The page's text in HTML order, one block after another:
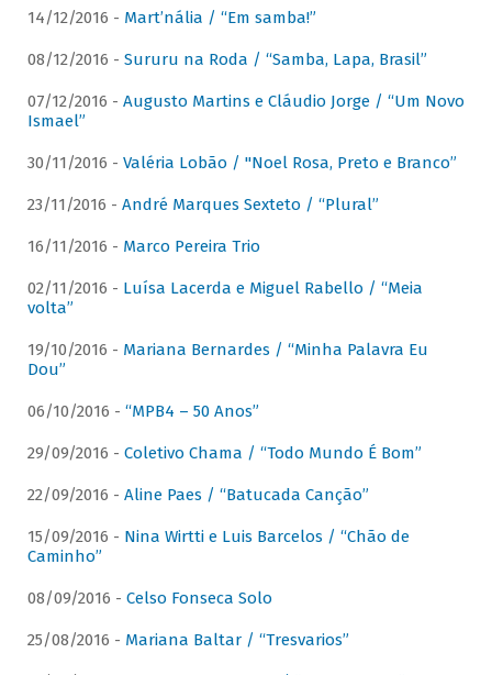
14/12/2016 - Mart’nália / “Em samba!”
08/12/2016 - Sururu na Roda / “Samba, Lapa, Brasil”
07/12/2016 - Augusto Martins e Cláudio Jorge / “Um Novo
Ismael”
30/11/2016 - Valéria Lobão / "Noel Rosa, Preto e Branco”
23/11/2016 - André Marques Sexteto / “Plural”
16/11/2016 - Marco Pereira Trio
02/11/2016 - Luísa Lacerda e Miguel Rabello / “Meia
volta”
19/10/2016 - Mariana Bernardes / “Minha Palavra Eu
Dou”
06/10/2016 - “MPB4 – 50 Anos”
29/09/2016 - Coletivo Chama / “Todo Mundo É Bom”
22/09/2016 - Aline Paes / “Batucada Canção”
15/09/2016 - Nina Wirtti e Luis Barcelos / “Chão de
Caminho”
08/09/2016 - Celso Fonseca Solo
25/08/2016 - Mariana Baltar / “Tresvarios”